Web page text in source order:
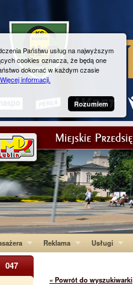
Reklama Usługi
« Powrót do wyszukiwarki
047
Państwu usług na najwyższym
cookies oznacza, że będą one
dokonać w każdym czasie
Więcej informacji.
Rozumiem